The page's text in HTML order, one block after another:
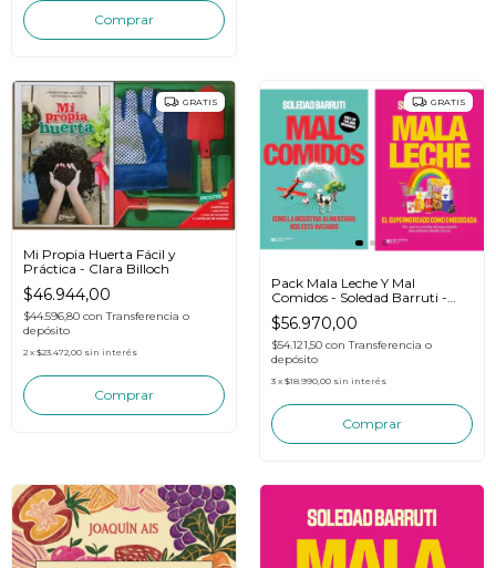
GRATIS
Mi Propia Huerta Fácil y
Práctica - Clara Billoch
$46.944,00
$44.596,80 con Transferencia o
depósito
2 x $23.472,00 sin interés
GRATIS
Pack Mala Leche Y Mal
Comidos - Soledad Barruti -
Siglo Xxi
$56.970,00
$54.121,50 con Transferencia o
depósito
3 x $18.990,00 sin interés